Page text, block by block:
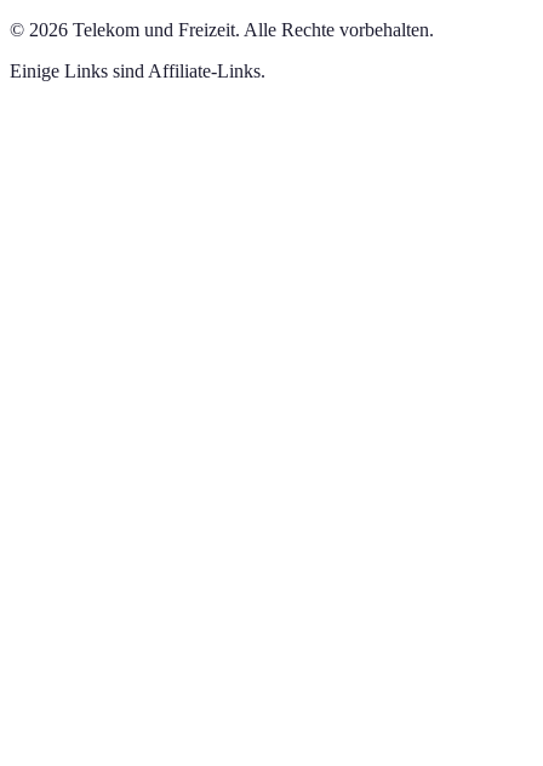
© 2026 Telekom und Freizeit. Alle Rechte vorbehalten.
Einige Links sind Affiliate-Links.